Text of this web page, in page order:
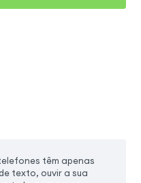
têm apenas
texto, ouvir a sua